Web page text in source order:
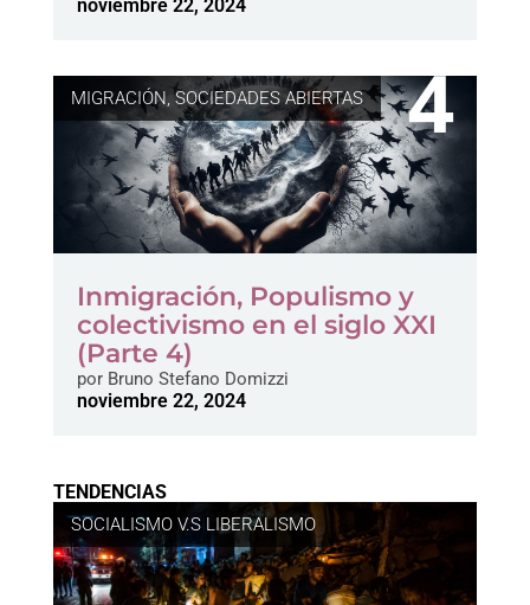
noviembre 22, 2024
MIGRACIÓN,SOCIEDADES ABIERTAS
Inmigración, Populismo y
colectivismo en el siglo XXI
(Parte 4)
porBruno Stefano Domizzi
noviembre 22, 2024
TENDENCIAS
SOCIALISMO V.S LIBERALISMO